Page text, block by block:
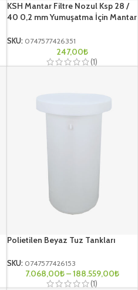
KSH Mantar Filtre Nozul Ksp 28 /
40 0,2 mm Yumuşatma İçin Mantar
SKU: 0747577426351
247,00₺
(1)
Polietilen Beyaz Tuz Tankları
SKU: 0747577426153
7.068,00₺–188.559,00₺
(1)